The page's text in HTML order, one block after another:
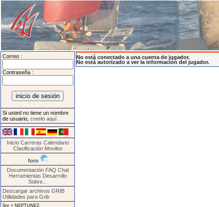
Correo :
Contraseña :
Si usted no tiene un nombre
de usuario, creelo aquí
Inicio Carreras Calendario
Clasificación Moviles
foro
Documentación FAQ Chat
Herramientas Desarrollo
Sobre...
Descargar archivos GRIB
Utilidades para Grib
Srv = NEPTUNE2.
No está conectado a una cuenta de jugador.
No está autorizado a ver la información del jugador.